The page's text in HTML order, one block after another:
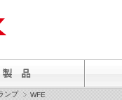
ンプ WFE